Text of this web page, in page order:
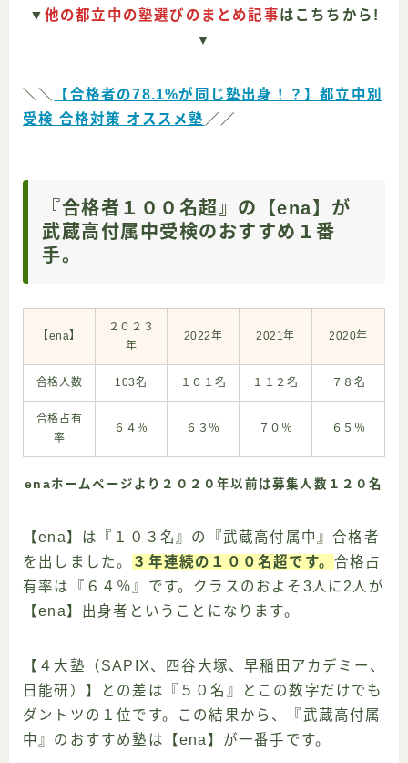
▼ 他の都立中の塾選びのまとめ記事はこちちから!
▼
＼＼
【合格者の78.1%が同じ塾出身！？】都立中別
受検 合格対策 オススメ塾 ／／
『合格者１００名超』の【ena】が
武蔵高付属中受検のおすすめ１番
手。
【ena】
２０２３
年
2022年 2021年 2020年
合格人数 103名 １０１名 １１２名 ７８名
合格占有
率
６４％ ６３％ ７０％ ６５％
enaホームページより２０２０年以前は募集人数１２０名
【ena】は『１０３名』の『武蔵高付属中』合格者
を出しました。
３年連続の１００名超です。合格占
有率は『６４％』です。クラスのおよそ3人に2人が
【ena】出身者ということになります。
【４大塾（SAPIX、四谷大塚、早稲田アカデミー、
日能研）】との差は『５０名』とこの数字だけでも
ダントツの１位です。この結果から、『武蔵高付属
中』のおすすめ塾は【ena】が一番手です。